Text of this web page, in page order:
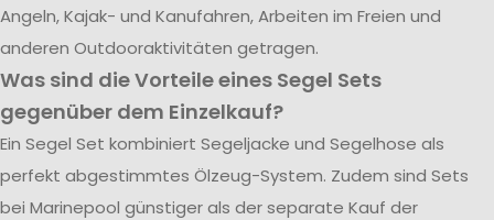
Angeln, Kajak- und Kanufahren, Arbeiten im Freien und
anderen Outdooraktivitäten getragen.
Was sind die Vorteile eines Segel Sets
gegenüber dem Einzelkauf?
Ein Segel Set kombiniert Segeljacke und Segelhose als
perfekt abgestimmtes Ölzeug-System. Zudem sind Sets
bei Marinepool günstiger als der separate Kauf der